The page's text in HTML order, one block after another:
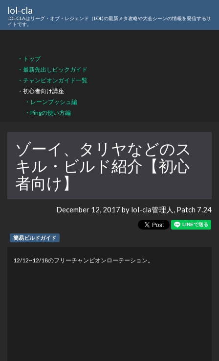
lol-cla
LOL-CLAはリーグ・オブ・レジェンド（LOL)の最新メタ攻略や大会シーンの情報を発信するサ
イトです。
・トップ
・最新先出しピックガイド
・チャンピオンガイド一覧
・初心者向け講座
・レーンプッシュ編
・Pingの使い方編
ゾーイ、タリヤなどのス
キル・ビルド紹介【初心
者向け】
December 12, 2017 by lol-cla管理人, Patch 7.24
簡易ビルドガイド
12/12~12/18のフリーチャンピオンローテーション。